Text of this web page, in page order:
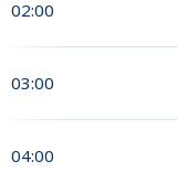
02:00
03:00
04:00